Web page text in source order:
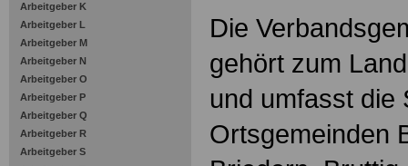
Arbeitgeber K
Arbeitgeber L
Arbeitgeber M
Arbeitgeber N
Arbeitgeber O
Arbeitgeber P
Arbeitgeber Q
Arbeitgeber R
Arbeitgeber S
Die
gehört zum
und umfasst die
Ortsgemeinden